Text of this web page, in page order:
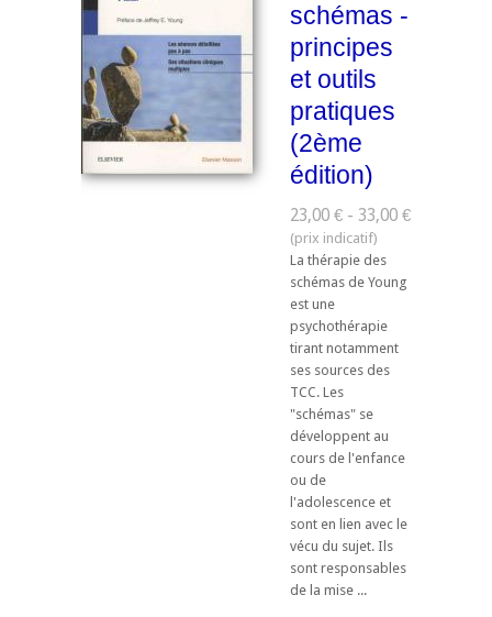
schémas -
principes
et outils
pratiques
(2ème
édition)
23,00 € - 33,00 €
La thérapie des
schémas de Young
est une
psychothérapie
tirant notamment
ses sources des
TCC. Les
"schémas" se
développent au
cours de l'enfance
ou de
l'adolescence et
sont en lien avec le
vécu du sujet. Ils
sont responsables
de la mise ...